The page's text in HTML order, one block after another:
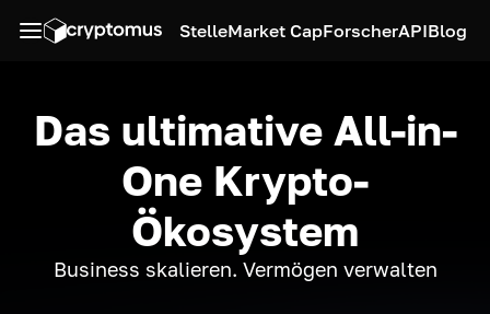
StelleMarket CapForscherAPIBlog
Das ultimative All-in-
One Krypto-
Ökosystem
Business skalieren. Vermögen verwalten